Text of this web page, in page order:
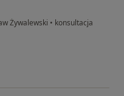
Żywalewski • konsultacja